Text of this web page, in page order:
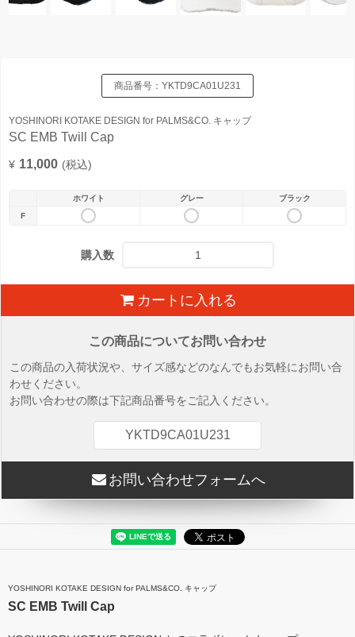
商品番号： YKTD9CA01U231
YOSHINORI KOTAKE DESIGN for PALMS&CO. キャップ
SC EMB Twill Cap
¥ 11,000 (税込)
ホワイト グレー
ブラック
F
購入数
カートに入れる
この商品についてお問い合わせ
この商品の入荷状況や、サイズ感などのなんでもお気軽にお問い合
わせください。
お問い合わせの際は下記商品番号をご記入ください。
YKTD9CA01U231
お問い合わせフォームへ
YOSHINORI KOTAKE DESIGN for PALMS&CO. キャップ
SC EMB Twill Cap